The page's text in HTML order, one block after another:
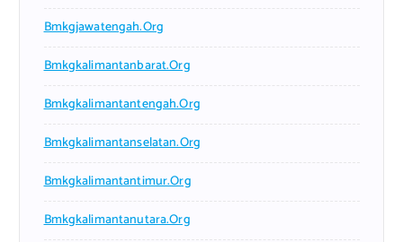
Bmkgjawatengah.org
Bmkgkalimantanbarat.org
Bmkgkalimantantengah.org
Bmkgkalimantanselatan.org
Bmkgkalimantantimur.org
Bmkgkalimantanutara.org